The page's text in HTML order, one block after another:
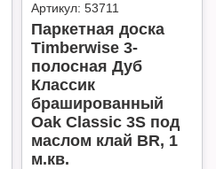
Артикул: 53711
Паркетная доска
Timberwise 3-
полосная Дуб
Классик
брашированный
Oak Classic 3S под
маслом клай BR, 1
м.кв.